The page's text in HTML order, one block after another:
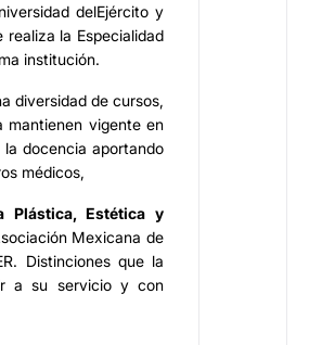
delEjército y
la Especialidad
institución.
diversidad de cursos,
mantienen vigente en
docencia aportando
médicos,
Plástica, Estética y
Mexicana de
Distinciones que la
a su servicio y con